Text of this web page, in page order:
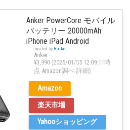
Anker PowerCore モバイル
バッテリー 20000mAh
iPhone iPad Android
created by Rinker
Anker
¥3,990 (2025/01/05 12:09:11時
点 Amazon調べ-詳細)
Amazon
楽天市場
Yahooショッピング